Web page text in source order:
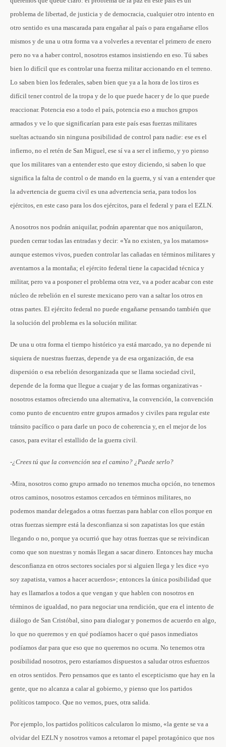
problema de libertad, de justicia y de democracia, cualquier otro intento en
otro sentido es una mascarada para engañar al país o para engañarse ellos
mismos y de una u otra forma va a volverles a reventar el primero de enero
pero no va a haber control, nosotros estamos insistiendo en eso. Tú sabes
bien lo difícil que es controlar una fuerza militar accionando en el terreno.
Lo saben bien los federales, saben bien que ya a la hora de los tiros es
difícil tener control de la tropa y de lo que puede hacer y de lo que puede
reaccionar. Potencia eso a todo el país, potencia eso a muchos grupos
armados y ve lo que significarían para este país esas fuerzas militares
sueltas actuando sin ninguna posibilidad de control para nadie: ese es el
infierno, no el retén de San Miguel, ese sí va a ser el infierno, y yo pienso
que los militares van a entender esto que estoy diciendo, si saben lo que
significa la falta de control o de mando en la guerra, y sí van a entender que
la advertencia de guerra civil es una advertencia seria, para todos los
ejércitos, en este caso para los dos ejércitos, para el federal y para el EZLN.
A nosotros nos podrán aniquilar, podrán aparentar que nos aniquilaron,
pueden cerrar todas las entradas y decir: «Ya no existen, ya los matamos»
aunque estemos vivos, pueden controlar las cañadas en términos militares y
aventarnos a la montaña; el ejército federal tiene la capacidad técnica y
militar, pero va a posponer el problema otra vez, va a poder acabar con este
núcleo de rebelión en el sureste mexicano pero van a saltar los otros en
otras partes. El ejército federal no puede engañarse pensando también que
la solución del problema es la solución militar.
De una u otra forma el tiempo histórico ya está marcado, ya no depende ni
siquiera de nuestras fuerzas, depende ya de esa organización, de esa
dispersión o esa rebelión desorganizada que se llama sociedad civil,
depende de la forma que llegue a cuajar y de las formas organizativas -
nosotros estamos ofreciendo una alternativa, la convención, la convención
como punto de encuentro entre grupos armados y civiles para regular este
tránsito pacífico o para darle un poco de coherencia y, en el mejor de los
casos, para evitar el estallido de la guerra civil.
-¿Crees tú que la convención sea el camino? ¿Puede serlo?
-Mira, nosotros como grupo armado no tenemos mucha opción, no tenemos
otros caminos, nosotros estamos cercados en términos militares, no
podemos mandar delegados a otras fuerzas para hablar con ellos porque en
otras fuerzas siempre está la desconfianza si son zapatistas los que están
llegando o no, porque ya ocurrió que hay otras fuerzas que se reivindican
como que son nuestras y nomás llegan a sacar dinero. Entonces hay mucha
desconfianza en otros sectores sociales por si alguien llega y les dice «yo
soy zapatista, vamos a hacer acuerdos»; entonces la única posibilidad que
hay es llamarlos a todos a que vengan y que hablen con nosotros en
términos de igualdad, no para negociar una rendición, que era el intento de
diálogo de San Cristóbal, sino para dialogar y ponernos de acuerdo en algo,
lo que no queremos y en qué podíamos hacer o qué pasos inmediatos
podíamos dar para que eso que no queremos no ocurra. No tenemos otra
posibilidad nosotros, pero estaríamos dispuestos a saludar otros esfuerzos
en otros sentidos. Pero pensamos que es tanto el escepticismo que hay en la
gente, que no alcanza a calar al gobierno, y pienso que los partidos
políticos tampoco. Que no vemos, pues, otra salida.
Por ejemplo, los partidos políticos calcularon lo mismo, «la gente se va a
olvidar del EZLN y nosotros vamos a retomar el papel protagónico que nos